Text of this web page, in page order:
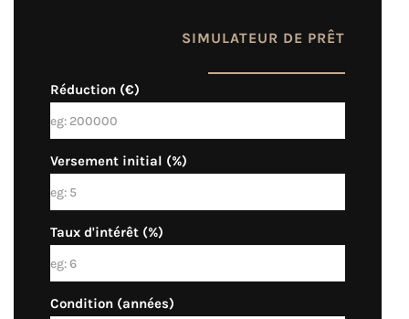
SIMULATEUR DE PRÊT
Réduction (€)
Versement initial (%)
Taux d'intérêt (%)
Condition (années)